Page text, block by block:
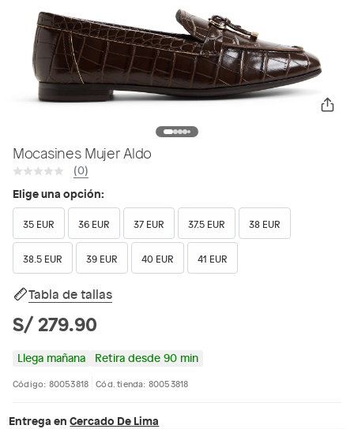
Mocasines Mujer Aldo
(0)
Elige una opción:
35 EUR 36 EUR 37 EUR 37.5 EUR 38 EUR
38.5 EUR 39 EUR 40 EUR 41 EUR
Tabla de tallas
S/ 279.90
Llega mañana Retira desde 90 min
Código: 80053818 Cód. tienda: 80053818
Entrega en Cercado De Lima